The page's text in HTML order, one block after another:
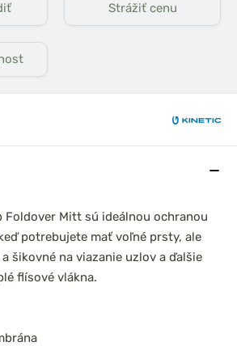
alebo
CruisAir
Foldover Mitt sú ideálnou ochranou
potrebujete mať voľné prsty, ale
šikovné na viazanie uzlov a ďalšie
flísové vlákna.
Strážiť cenu